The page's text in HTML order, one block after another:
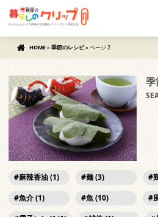
HOME» 季節のレシピ» ページ 2
季
麻辣香油 (1) 麺 (3)
魚介 (1)
魚 (10)